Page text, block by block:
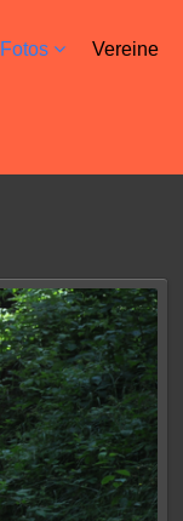
Fotos Vereine